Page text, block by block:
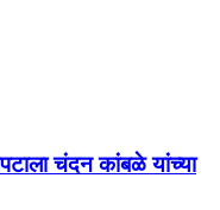
चंदन कांबळे यांच्या